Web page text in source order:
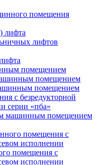
помещения
лифта
лифтов
помещением
помещением
помещением
с безредукторной
серии «пба»
машинным помещением
помещения с
исполнении
помещения с
исполнении